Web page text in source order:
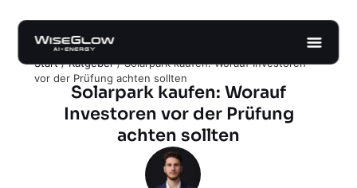
Start/Ratgeber/Solarpark kaufen: Worauf Investoren
vor der Prüfung achten sollten
Solarpark kaufen: Worauf
Investoren vor der Prüfung
achten sollten